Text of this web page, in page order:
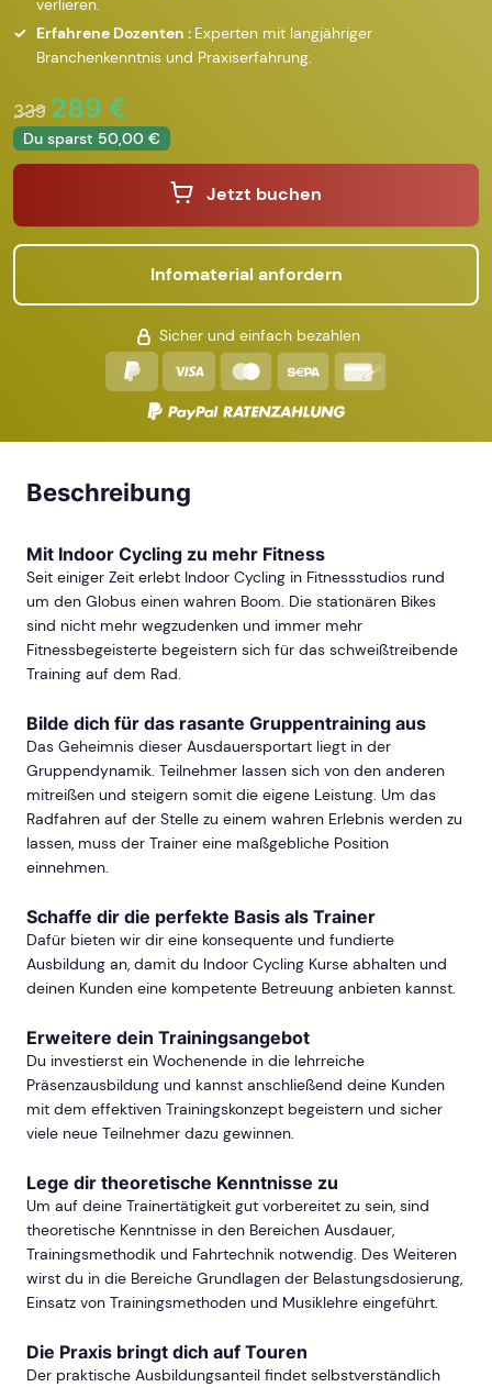
verlieren.
Erfahrene Dozenten : Experten mit langjähriger
Branchenkenntnis und Praxiserfahrung.
339 289 €
Du sparst 50,00 €
Jetzt buchen
Infomaterial anfordern
Sicher und einfach bezahlen
Beschreibung
Mit Indoor Cycling zu mehr Fitness
Seit einiger Zeit erlebt Indoor Cycling in Fitnessstudios rund
um den Globus einen wahren Boom. Die stationären Bikes
sind nicht mehr wegzudenken und immer mehr
Fitnessbegeisterte begeistern sich für das schweißtreibende
Training auf dem Rad.
Bilde dich für das rasante Gruppentraining aus
Das Geheimnis dieser Ausdauersportart liegt in der
Gruppendynamik. Teilnehmer lassen sich von den anderen
mitreißen und steigern somit die eigene Leistung. Um das
Radfahren auf der Stelle zu einem wahren Erlebnis werden zu
lassen, muss der Trainer eine maßgebliche Position
einnehmen.
Schaffe dir die perfekte Basis als Trainer
Dafür bieten wir dir eine konsequente und fundierte
Ausbildung an, damit du Indoor Cycling Kurse abhalten und
deinen Kunden eine kompetente Betreuung anbieten kannst.
Erweitere dein Trainingsangebot
Du investierst ein Wochenende in die lehrreiche
Präsenzausbildung und kannst anschließend deine Kunden
mit dem effektiven Trainingskonzept begeistern und sicher
viele neue Teilnehmer dazu gewinnen.
Lege dir theoretische Kenntnisse zu
Um auf deine Trainertätigkeit gut vorbereitet zu sein, sind
theoretische Kenntnisse in den Bereichen Ausdauer,
Trainingsmethodik und Fahrtechnik notwendig. Des Weiteren
wirst du in die Bereiche Grundlagen der Belastungsdosierung,
Einsatz von Trainingsmethoden und Musiklehre eingeführt.
Die Praxis bringt dich auf Touren
Der praktische Ausbildungsanteil findet selbstverständlich